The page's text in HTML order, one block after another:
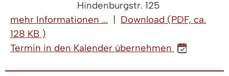
Hindenburgstr. 125
mehr Informationen ...
Download (PDF, ca.
128 KB )
Termin in den Kalender übernehmen